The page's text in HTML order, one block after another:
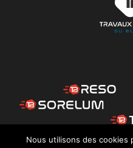
Nous utilisons des cookies